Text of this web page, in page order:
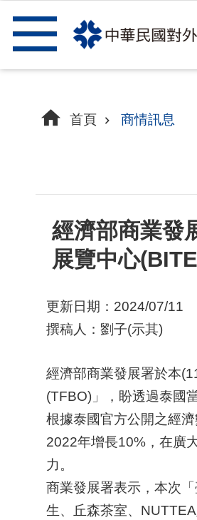
跳到主要內容區塊
首頁 商情訊息
經濟部商業發
展覽中心
更新日期：2024/07/11
撰稿人：劉子(示其)
經濟部商業發展署於本
(TFBO)」，盼透過泰國
根據泰國官方公開之經
2022年增長10%，在廣
力。
商業發展署表示，本次
生、丘森茶室、